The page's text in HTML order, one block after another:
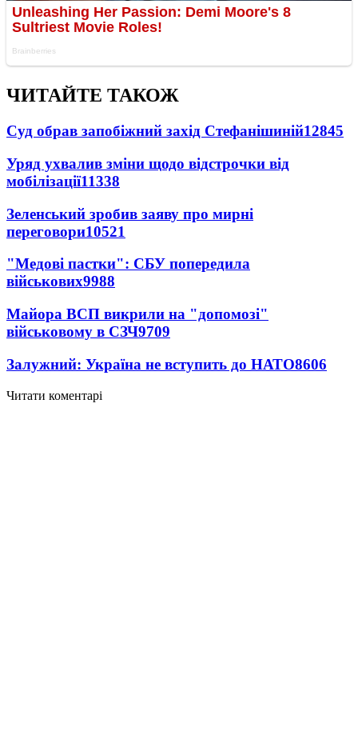
ЧИТАЙТЕ ТАКОЖ
Суд обрав запобіжний захід Стефанішиній12845
Уряд ухвалив зміни щодо відстрочки від
мобілізації11338
Зеленський зробив заяву про мирні
переговори10521
"Медові пастки": СБУ попередила
військових9988
Майора ВСП викрили на "допомозі"
військовому в СЗЧ9709
Залужний: Україна не вступить до НАТО8606
Читати коментарі